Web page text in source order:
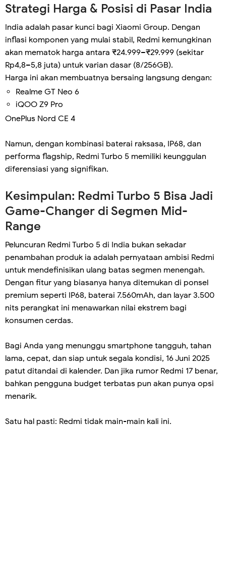
Strategi Harga & Posisi di Pasar India
India adalah pasar kunci bagi Xiaomi Group. Dengan
inflasi komponen yang mulai stabil, Redmi kemungkinan
akan mematok harga antara ₹24.999–₹29.999 (sekitar
Rp4,8–5,8 juta) untuk varian dasar (8/256GB).
Harga ini akan membuatnya bersaing langsung dengan:
Realme GT Neo 6
iQOO Z9 Pro
OnePlus Nord CE 4
Namun, dengan kombinasi baterai raksasa, IP68, dan
performa flagship, Redmi Turbo 5 memiliki keunggulan
diferensiasi yang signifikan.
Kesimpulan: Redmi Turbo 5 Bisa Jadi
Game-Changer di Segmen Mid-
Range
Peluncuran Redmi Turbo 5 di India bukan sekadar
penambahan produk ia adalah pernyataan ambisi Redmi
untuk mendefinisikan ulang batas segmen menengah.
Dengan fitur yang biasanya hanya ditemukan di ponsel
premium seperti IP68, baterai 7.560mAh, dan layar 3.500
nits perangkat ini menawarkan nilai ekstrem bagi
konsumen cerdas.
Bagi Anda yang menunggu smartphone tangguh, tahan
lama, cepat, dan siap untuk segala kondisi, 16 Juni 2025
patut ditandai di kalender. Dan jika rumor Redmi 17 benar,
bahkan pengguna budget terbatas pun akan punya opsi
menarik.
Satu hal pasti: Redmi tidak main-main kali ini.